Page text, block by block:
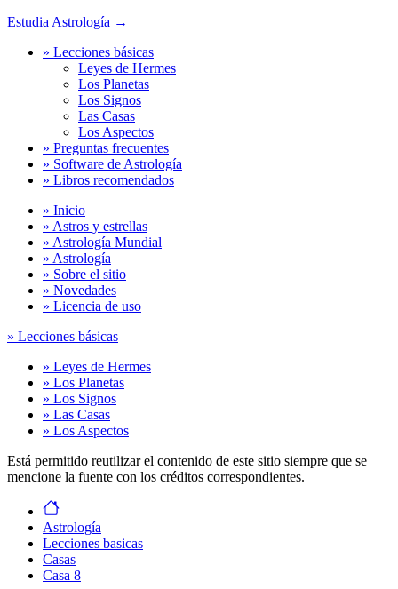
Estudia Astrología →
» Lecciones básicas
Leyes de Hermes
Los Planetas
Los Signos
Las Casas
Los Aspectos
» Preguntas frecuentes
» Software de Astrología
» Libros recomendados
» Inicio
» Astros y estrellas
» Astrología Mundial
» Astrología
» Sobre el sitio
» Novedades
» Licencia de uso
» Lecciones básicas
» Leyes de Hermes
» Los Planetas
» Los Signos
» Las Casas
» Los Aspectos
Está permitido reutilizar el contenido de este sitio siempre que se
mencione la fuente con los créditos correspondientes.
Astrología
Lecciones basicas
Casas
Casa 8